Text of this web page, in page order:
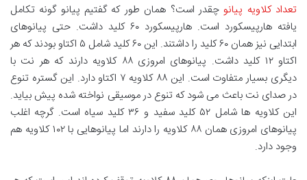
تعداد کلاویه پیانو چقدر است؟ همان طور که گفتیم پیانو گونه تکامل
یافته هارپیسکورد است. هارپیسکورد ۶۰ کلید داشت. حتی پیانوهای
ابتدایی نیز همان ۶۰ کلید را داشتند. این ۶۰ کلید شامل ۵ اکتاو بودند که هر
اکتاو ۱۲ کلید داشت. پیانوهای امروزی ۸۸ کلاویه دارند که هر نت با
دیگری بسیار متفاوت است. این ۸۸ کلاویه ۷ اکتاو دارد. این گستره تنوع
در صدای نت باعث می شود که تنوع در موسیقی نواخته شده پیش بیاید.
این کلاویه ها شامل ۵۲ کلید سفید و ۳۶ کلید سیاه است. گرچه اغلب
پیانوهای امروزی همان ۸۸ کلاویه را دارند اما پیانوهایی با ۱۰۲ کلاویه هم
وجود دارد.